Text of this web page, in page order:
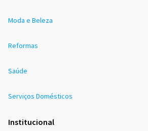
Moda e Beleza
Reformas
Saúde
Serviços Domésticos
Institucional